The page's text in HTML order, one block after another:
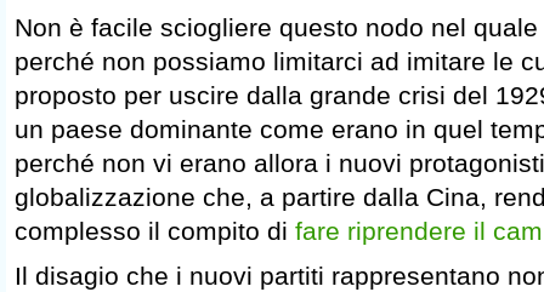
Non è facile sciogliere questo nodo nel
perché non possiamo limitarci ad imitare le
proposto per uscire dalla grande crisi del
un paese dominante come erano in quel
perché non vi erano allora i nuovi
globalizzazione che, a partire dalla Cina,
complesso il compito di fare riprendere il
Il disagio che i nuovi partiti rappresentano